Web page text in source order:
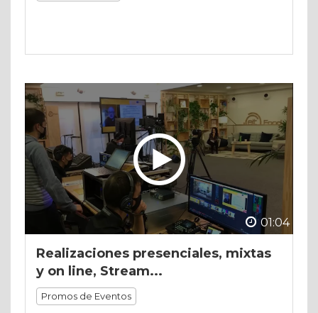
01:04
Realizaciones presenciales, mixtas
y on line, Stream...
Promos de Eventos